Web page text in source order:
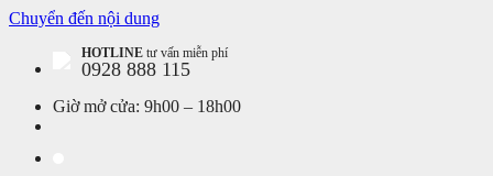
Chuyển đến nội dung
HOTLINE tư vấn miễn phí
0928 888 115
Giờ mở cửa: 9h00 – 18h00